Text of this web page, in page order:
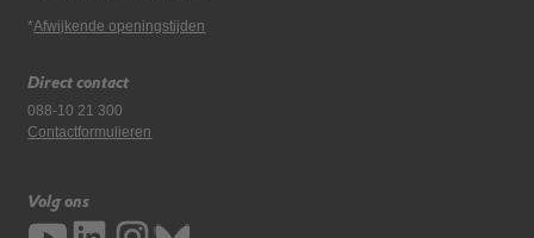
*Afwijkende openingstijden
Direct contact
088-10 21 300
Contactformulieren
Volg ons